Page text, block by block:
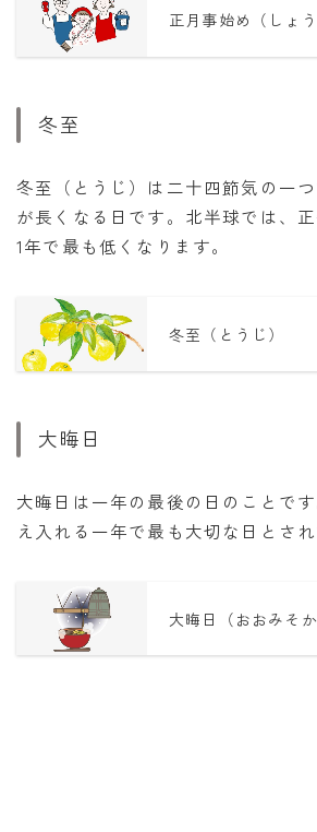
正月事始め（しょ
冬至
冬至（とうじ）は二十四節気の一
が長くなる日です。北半球では、
1年で最も低くなります。
冬至（とうじ）
大晦日
大晦日は一年の最後の日のことで
え入れる一年で最も大切な日とされ
大晦日（おおみそか